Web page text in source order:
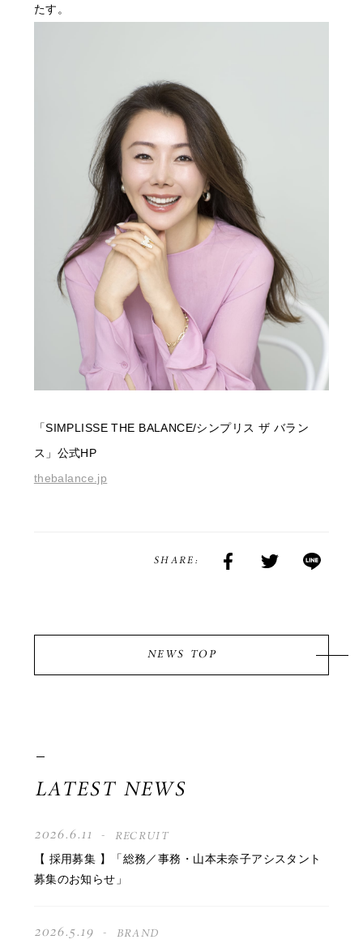
たす。
「SIMPLISSE THE BALANCE/シンプリス ザ バラン
ス」公式HP
thebalance.jp
SHARE:
NEWS TOP
LATEST NEWS
2026.6.11 RECRUIT
【 採用募集 】「総務／事務・山本未奈子アシスタント
募集のお知らせ」
2026.5.19 BRAND